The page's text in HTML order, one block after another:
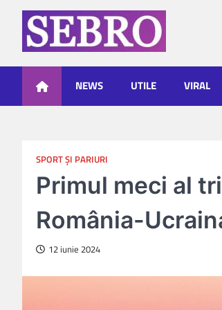
content
SebroNEWS UTILE VIRAL
SPORT ŞI PARIURI
Primul meci al
România-
12 iunie 2024